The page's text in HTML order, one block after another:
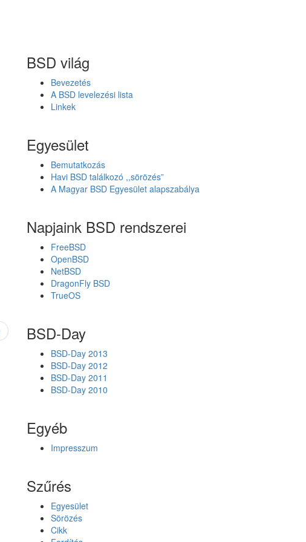
BSD világ
Bevezetés
A BSD levelezési lista
Linkek
Egyesület
Bemutatkozás
Havi BSD találkozó ,,sörözés”
A Magyar BSD Egyesület alapszabálya
Napjaink BSD rendszerei
FreeBSD
OpenBSD
NetBSD
DragonFly BSD
TrueOS
BSD-Day
BSD-Day 2013
BSD-Day 2012
BSD-Day 2011
BSD-Day 2010
Egyéb
Impresszum
Szűrés
Egyesület
Sörözés
Cikk